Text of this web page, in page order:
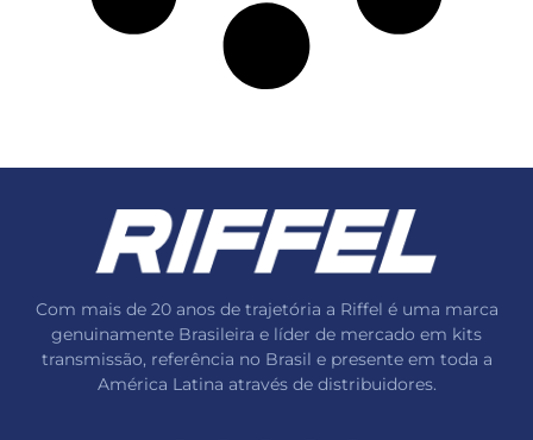
Com mais de 20 anos de trajetória a Riffel é uma marca
genuinamente Brasileira e líder de mercado em kits
transmissão, referência no Brasil e presente em toda a
América Latina através de distribuidores.